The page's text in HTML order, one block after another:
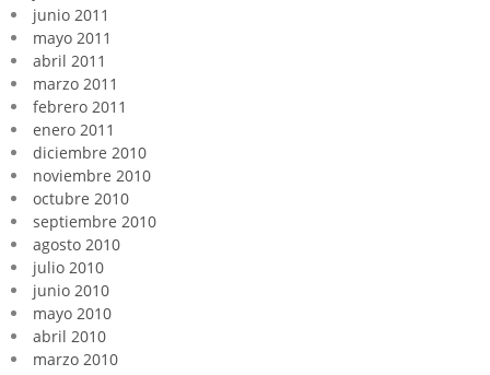
junio 2011
mayo 2011
abril 2011
marzo 2011
febrero 2011
enero 2011
diciembre 2010
noviembre 2010
octubre 2010
septiembre 2010
agosto 2010
julio 2010
junio 2010
mayo 2010
abril 2010
marzo 2010